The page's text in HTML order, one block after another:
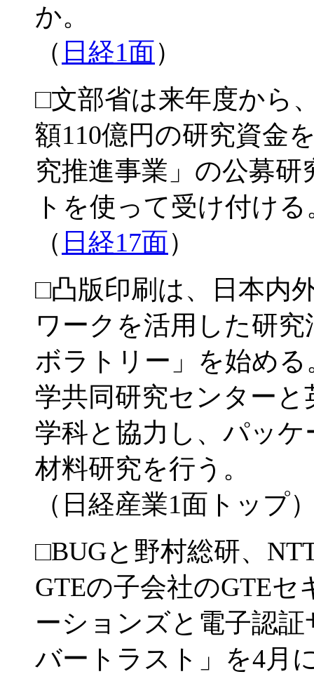
か。
（ 日経1面）
□文部省は来年度から
額110億円の研究資金
究推進事業」の公募
トを使って受け付ける
（ 日経17面）
□凸版印刷は、日本内
ワークを活用した研
ボラトリー」を始め
学共同研究センター
学科と協力し、パッ
材料研究を行う。
（日経産業1面トップ
□BUGと野村総研、
GTEの子会社のGTE
ーションズと電子認
バートラスト」を4月